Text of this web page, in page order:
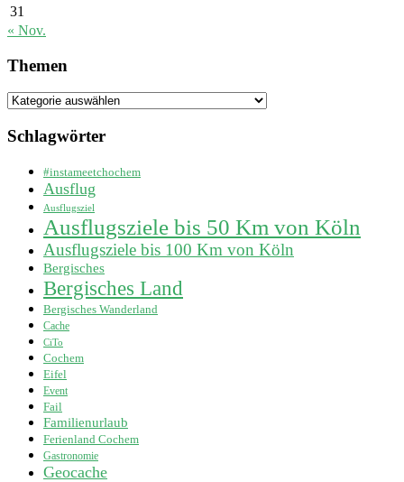
31
« Nov.
Themen
Themen
Schlagwörter
#instameetchochem
Ausflug
Ausflugsziel
Ausflugsziele bis 50 Km von Köln
Ausflugsziele bis 100 Km von Köln
Bergisches
Bergisches Land
Bergisches Wanderland
Cache
CiTo
Cochem
Eifel
Event
Fail
Familienurlaub
Ferienland Cochem
Gastronomie
Geocache